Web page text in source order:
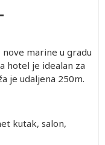
marine u gradu
hotel je idealan za
je udaljena 250m.
kutak, salon,